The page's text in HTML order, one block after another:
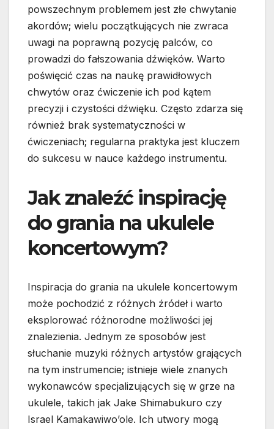
powszechnym problemem jest złe chwytanie
akordów; wielu początkujących nie zwraca
uwagi na poprawną pozycję palców, co
prowadzi do fałszowania dźwięków. Warto
poświęcić czas na naukę prawidłowych
chwytów oraz ćwiczenie ich pod kątem
precyzji i czystości dźwięku. Często zdarza się
również brak systematyczności w
ćwiczeniach; regularna praktyka jest kluczem
do sukcesu w nauce każdego instrumentu.
Jak znaleźć inspirację
do grania na ukulele
koncertowym?
Inspiracja do grania na ukulele koncertowym
może pochodzić z różnych źródeł i warto
eksplorować różnorodne możliwości jej
znalezienia. Jednym ze sposobów jest
słuchanie muzyki różnych artystów grających
na tym instrumencie; istnieje wiele znanych
wykonawców specjalizujących się w grze na
ukulele, takich jak Jake Shimabukuro czy
Israel Kamakawiwo’ole. Ich utwory mogą